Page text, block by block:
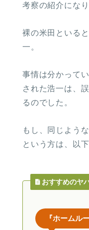
考察の紹介になり
裸の米田といる
一。
事情は分かって
された浩一は、
るのでした。
もし、同じよう
という方は、以
おすすめのヤ
『ホームル